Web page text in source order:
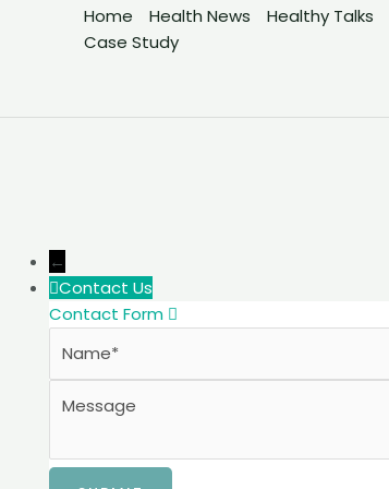
Home Health News Healthy Talks
Case Study
←
Contact Us
Contact Form